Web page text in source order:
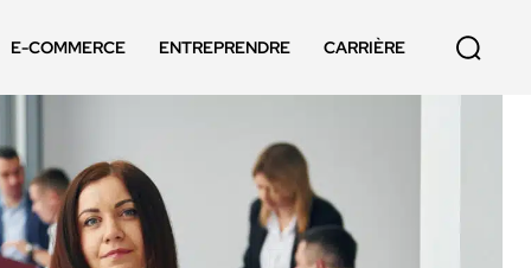
E-COMMERCE ENTREPRENDRE CARRIÈRE